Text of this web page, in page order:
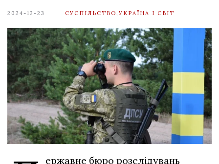
2024-12-23 СУСПІЛЬСТВО УКРАЇНА І СВІТ
ержавне бюро розслідувань